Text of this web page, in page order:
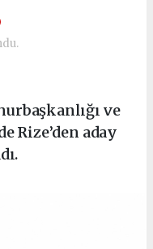
ve
aday